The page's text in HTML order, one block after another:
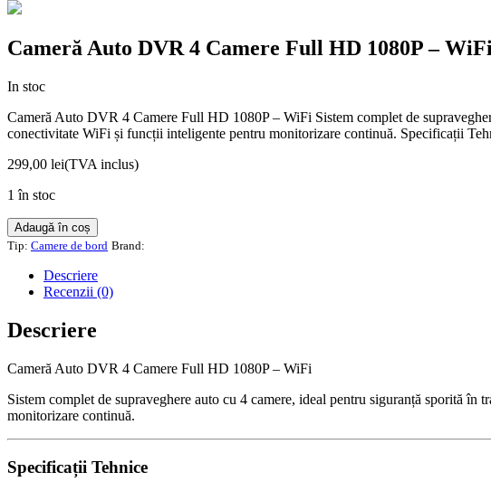
Cameră Auto DVR 4 Camere Full HD 1080P –
In stoc
Cameră Auto DVR 4 Camere Full HD 1080P – WiFi Sistem complet de
conectivitate WiFi și funcții inteligente pentru monitorizare continuă. Specificații
299,00 lei(TVA inclus)
1 în stoc
Cantitate
Cameră
Auto
DVR
Full
HD
–
Adaugă în coș
Tip: Camere de bord Brand:
Descriere
Recenzii (0)
Descriere
Cameră Auto DVR 4 Camere Full HD 1080P – WiFi
Sistem complet de supraveghere auto cu 4 camere, ideal pentru siguranță sporită
monitorizare continuă.
Specificații Tehnice